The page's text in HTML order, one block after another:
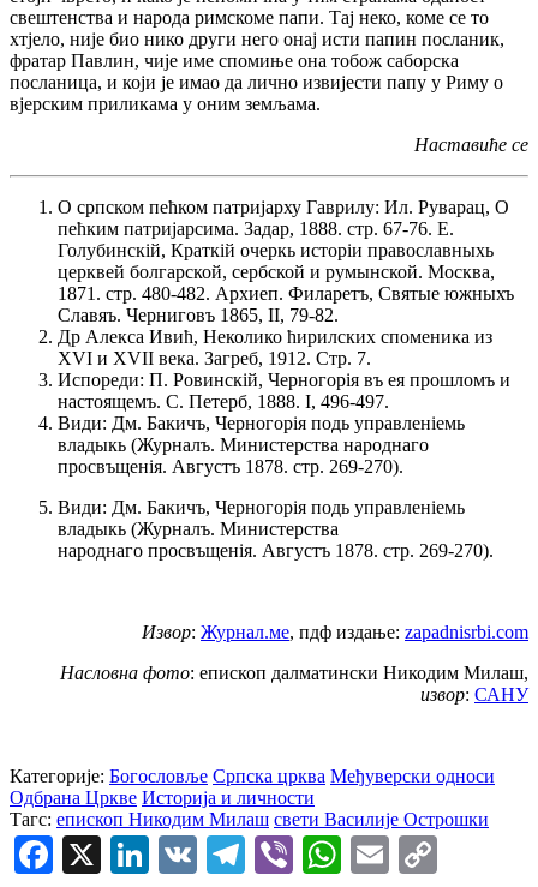
свештенства и народа римскоме папи. Тај неко, коме се то
хтјело, није био нико други него онај исти папин посланик,
фратар Павлин, чије име спомиње она тобож саборска
посланица, и који је имао да лично извијести папу у Риму о
вјерским приликама у оним земљама.
Наставиће се
О српском пећком патријарху Гаврилу: Ил. Руварац, О
пећким патријарсима. Задар, 1888. стр. 67-76. Е.
Голубинскій, Краткій очеркь исторіи православныхь
церквей болгарской, сербской и румынской. Москва,
1871. стр. 480-482. Архиеп. Филаретъ, Святые южныхъ
Славяъ. Черниговъ 1865, II, 79-82.
Др Алекса Ивић, Неколико ћирилских споменика из
XVI и XVII века. Загреб, 1912. Стр. 7.
Испореди: П. Ровинскій, Черногорія въ ея прошломъ и
настоящемъ. С. Петерб, 1888. I, 496-497.
Види: Дм. Бакичъ, Черногорія подь управленіемь
владыкь (Журналъ. Министерства народнаго
просвъщенія. Августъ 1878. стр. 269-270).
Види: Дм. Бакичъ, Черногорія подь управленіемь
владыкь (Журналъ. Министерства
народнаго просвъщенія. Августъ 1878. стр. 269-270).
Извор: Журнал.ме, пдф издање: zapadnisrbi.com
Насловна фото: епископ далматински Никодим Милаш,
извор: САНУ
Категорије: Богословље Српска црква Међуверски односи
Одбрана Цркве Историја и личности
Тагс: епископ Никодим Милаш свети Василије Острошки
Facebook
X LinkedIn
VK Telegram
ViberWhatsApp
Email